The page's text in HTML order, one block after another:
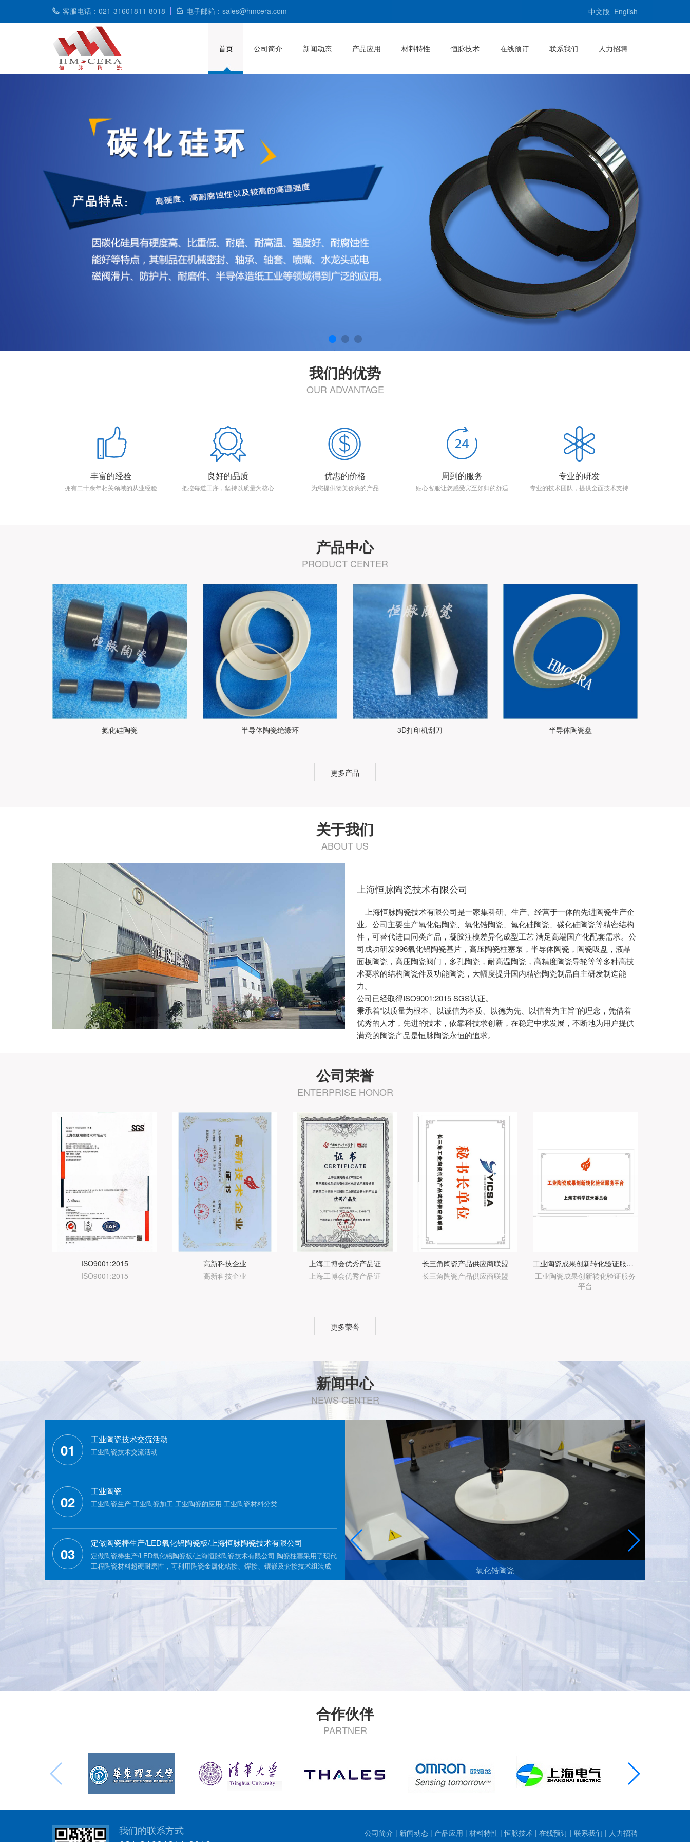
客服电话：021-31601811-8018 电子邮箱：sales@hmcera.com 中文版 English
首页 公司简介 新闻动态 产品应用 材料特性 恒脉技术 在线预订 联系我们 人力招聘
我们的优势
OUR ADVANTAGE
丰富的经验
拥有二十余年相关领域的从业经验
良好的品质
把控每道工序，坚持以质量为核心
优惠的价格
为您提供物美价廉的产品
周到的服务
贴心客服让您感受宾至如归的舒适
专业的研发
专业的技术团队，提供全面技术支持
产品中心
PRODUCT CENTER
氮化硅陶瓷 半导体陶瓷绝缘环 3D打印机刮刀 半导体陶瓷盘
更多产品
关于我们
ABOUT US
上海恒脉陶瓷技术有限公司
上海恒脉陶瓷技术有限公司是一家集科研、生产、经营于一体的先进陶瓷生产企
业。公司主要生产氧化铝陶瓷、氧化锆陶瓷、氮化硅陶瓷、碳化硅陶瓷等精密结构
件，可替代进口同类产品，凝胶注模差异化成型工艺 满足高端国产化配套需求。公
司成功研发996氧化铝陶瓷基片，高压陶瓷柱塞泵，半导体陶瓷，陶瓷吸盘，液晶
面板陶瓷，高压陶瓷阀门，多孔陶瓷，耐高温陶瓷，高精度陶瓷导轮等等多种高技
术要求的结构陶瓷件及功能陶瓷，大幅度提升国内精密陶瓷制品自主研发制造能
力。
公司已经取得ISO9001:2015 SGS认证。
秉承着“以质量为根本、以诚信为本质、以德为先、以信誉为主旨”的理念，凭借着
优秀的人才，先进的技术，依靠科技求创新，在稳定中求发展，不断地为用户提供
满意的陶瓷产品是恒脉陶瓷永恒的追求。
公司荣誉
ENTERPRISE HONOR
ISO9001:2015
ISO9001:2015
高新科技企业
高新科技企业
上海工博会优秀产品证
上海工博会优秀产品证
长三角陶瓷产品供应商联盟
长三角陶瓷产品供应商联盟
工业陶瓷成果创新转化验证服务平台
工业陶瓷成果创新转化验证服务
平台
更多荣誉
新闻中心
NEWS CENTER
氧化锆陶瓷 氧化锆陶瓷
01
工业陶瓷技术交流活动
工业陶瓷技术交流活动
02
工业陶瓷
工业陶瓷生产 工业陶瓷加工 工业陶瓷的应用 工业陶瓷材料分类
03
定做陶瓷棒生产/LED氧化铝陶瓷板/上海恒脉陶瓷技术有限公司
定做陶瓷棒生产/LED氧化铝陶瓷板/上海恒脉陶瓷技术有限公司 陶瓷柱塞采用了现代
工程陶瓷材料超硬耐磨性，可利用陶瓷金属化粘接、焊接、镶嵌及套接技术组装成
油、化工等行业。
合作伙伴
PARTNER
我们的联系方式 公司简介 | 新闻动态 | 产品应用 | 材料特性 |恒脉技术 | 在线预订 | 联系我们 | 人力招聘